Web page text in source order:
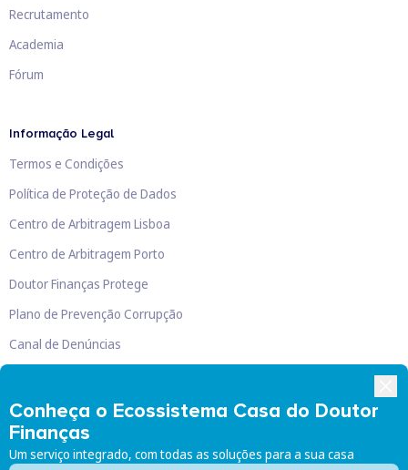
Conheça o Ecossistema Casa do Doutor
Finanças
Um serviço integrado, com todas as soluções para a sua casa
Recrutamento
Academia
Fórum
Informação Legal
Termos e Condições
Política de Proteção de Dados
Centro de Arbitragem Lisboa
Centro de Arbitragem Porto
Doutor Finanças Protege
Plano de Prevenção Corrupção
Canal de Denúncias